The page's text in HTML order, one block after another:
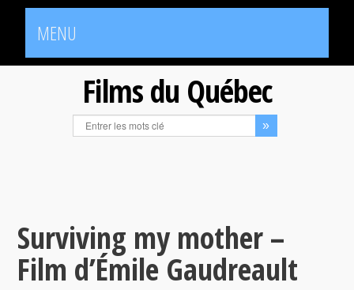
MENU
Films du Québec
Surviving my mother –
Film d’Émile Gaudreault